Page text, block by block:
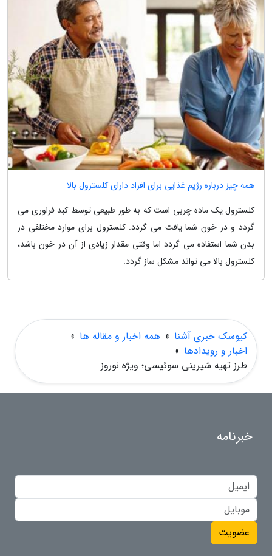
همه چیز درباره رژیم غذایی برای افراد دارای کلسترول بالا
کلسترول یک ماده چربی است که به طور طبیعی توسط کبد فراوری می
گردد و در خون شما یافت می گردد. کلسترول برای موارد مختلفی در
بدن شما استفاده می گردد اما وقتی مقدار زیادی از آن در خون باشد،
کلسترول بالا می تواند مشکل ساز گردد.
کیوسک خبری آشنا » همه اخبار و مقاله ها »
اخبار و رویدادها »
طرز تهیه شیرینی سوئیسی؛ ویژه نوروز
خبرنامه
عضویت